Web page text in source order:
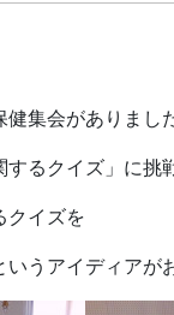
健集会がありまし
るクイズ」に挑
クイズを
うアイディアが